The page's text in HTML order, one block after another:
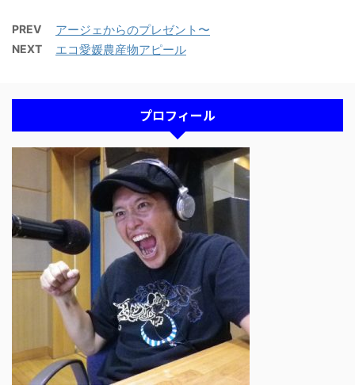
PREV アージェからのプレゼント〜
NEXT エコ愛媛農産物アピール
プロフィール